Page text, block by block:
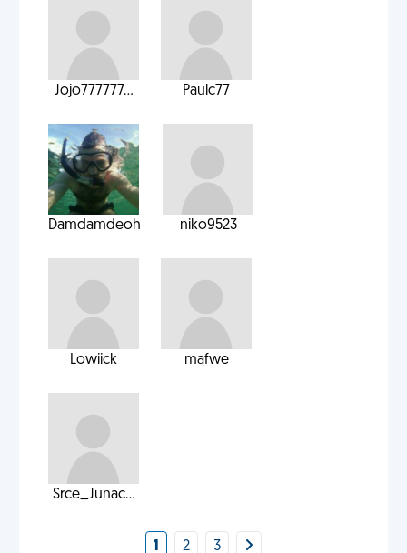
Jojo777777... Paulc77
Damdamdeoh niko9523
Lowiick mafwe
Srce_Junac...
1 2 3